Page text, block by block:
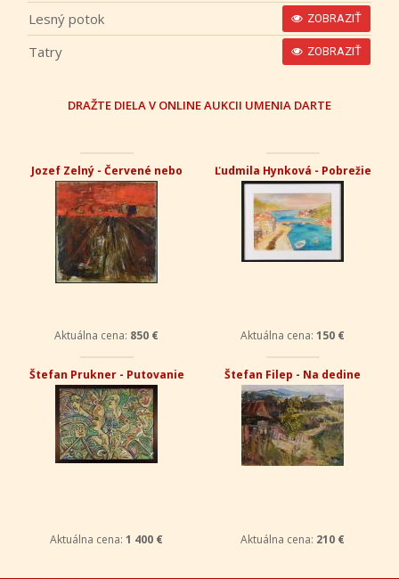
Lesný potok ZOBRAZIŤ
Tatry ZOBRAZIŤ
DRAŽTE DIELA V ONLINE AUKCII UMENIA DARTE
Jozef Zelný - Červené nebo
Aktuálna cena: 850 €
Ľudmila Hynková - Pobrežie
Aktuálna cena: 150 €
Štefan Prukner - Putovanie
Aktuálna cena: 1 400 €
Štefan Filep - Na dedine
Aktuálna cena: 210 €